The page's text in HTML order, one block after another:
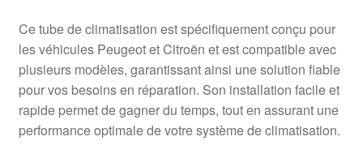
Politique de confidentialité
Procédure de Réclamation
Ce tube de climatisation est spécifiquement conçu pour
les véhicules Peugeot et Citroën et est compatible avec
plusieurs modèles, garantissant ainsi une solution fiable
pour vos besoins en réparation. Son installation facile et
rapide permet de gagner du temps, tout en assurant une
performance optimale de votre système de climatisation.